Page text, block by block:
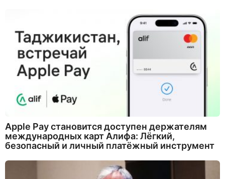
Apple Pay становится доступен держателям
международных карт Алифа: Лёгкий,
безопасный и личный платёжный инструмент